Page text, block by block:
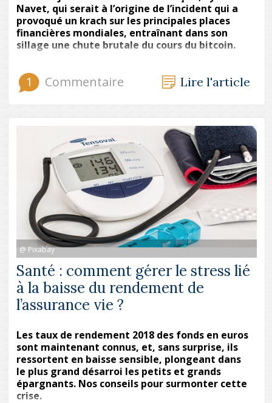
Navet, qui serait à l’origine de l’incident qui a
provoqué un krach sur les principales places
financières mondiales, entraînant dans son
sillage une chute brutale du cours du bitcoin.
1 Commentaire Lire l'article
@ Pixabay
Santé : comment gérer le stress lié
à la baisse du rendement de
l’assurance vie ?
Les taux de rendement 2018 des fonds en euros
sont maintenant connus, et, sans surprise, ils
ressortent en baisse sensible, plongeant dans
le plus grand désarroi les petits et grands
épargnants. Nos conseils pour surmonter cette
crise.